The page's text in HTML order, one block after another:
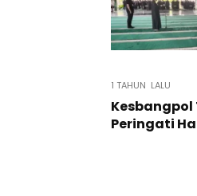
1 TAHUN LALU
Kesbangpol
Peringati